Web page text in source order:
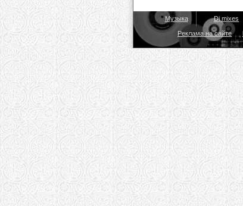
Музыка Dj mixes
Реклама на сайте